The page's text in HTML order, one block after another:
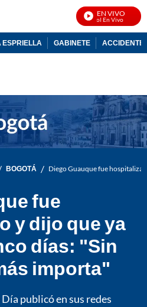
EN VIVO
Noticias Caracol En Vivo
ESPRIELLA GABINETE ACCIDENTE
BOGOTÁ / Diego Guauque fue
fue
y dijo que ya
días: "Sin
importa"
publicó en sus redes